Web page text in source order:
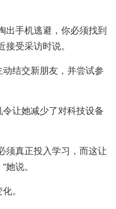
出手机逃避，你必须找到
接受采访时说。
结交新朋友，并尝试参
让她减少了对科技设备
须真正投入学习，而这让
她说。
。